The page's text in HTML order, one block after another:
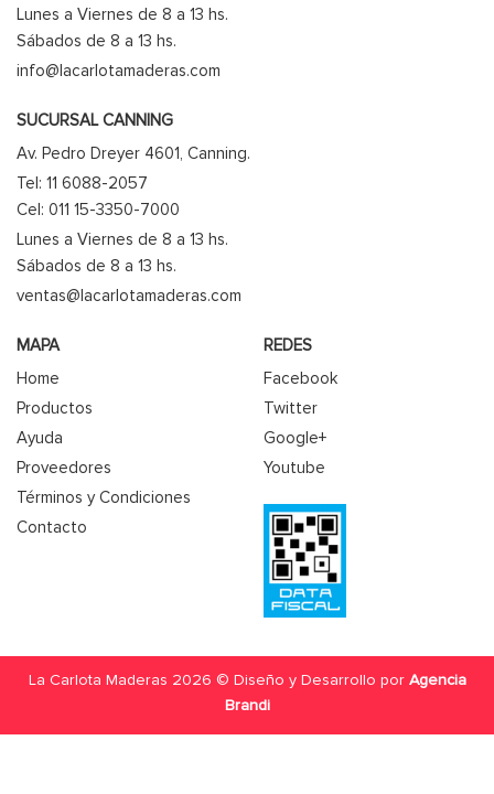
Lunes a Viernes de 8 a 13 hs.
Sábados de 8 a 13 hs.
info@lacarlotamaderas.com
SUCURSAL CANNING
Av. Pedro Dreyer 4601, Canning.
Tel: 11 6088-2057
Cel: 011 15-3350-7000
Lunes a Viernes de 8 a 13 hs.
Sábados de 8 a 13 hs.
ventas@lacarlotamaderas.com
MAPA
Home
Productos
Ayuda
Proveedores
Términos y Condiciones
Contacto
REDES
Facebook
Twitter
Google+
Youtube
La Carlota Maderas 2026 © Diseño y Desarrollo por Agencia
Brandi